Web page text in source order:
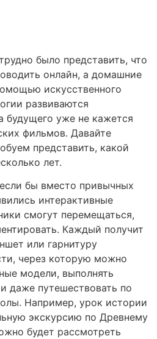
было представить, что
онлайн, а домашние
искусственного
развиваются
будущего уже не кажется
фильмов. Давайте
представить, какой
лет.
бы вместо привычных
интерактивные
смогут перемещаться,
Каждый получит
или гарнитуру
через которую можно
модели, выполнять
даже путешествовать по
Например, урок истории
экскурсию по Древнему
будет рассмотреть